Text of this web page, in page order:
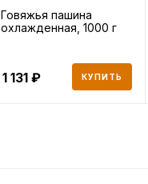
Говяжья пашина
охлажденная, 1000 г
1 131 КУПИТЬ